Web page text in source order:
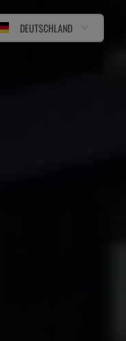
DEUTSCHLAND